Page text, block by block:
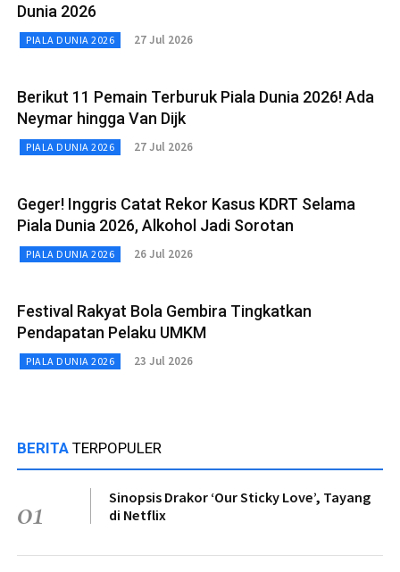
Dunia 2026
PIALA DUNIA 2026 27 Jul 2026
Berikut 11 Pemain Terburuk Piala Dunia 2026! Ada
Neymar hingga Van Dijk
PIALA DUNIA 2026 27 Jul 2026
Geger! Inggris Catat Rekor Kasus KDRT Selama
Piala Dunia 2026, Alkohol Jadi Sorotan
PIALA DUNIA 2026 26 Jul 2026
Festival Rakyat Bola Gembira Tingkatkan
Pendapatan Pelaku UMKM
PIALA DUNIA 2026 23 Jul 2026
BERITA TERPOPULER
01
Sinopsis Drakor ‘Our Sticky Love’, Tayang
di Netflix